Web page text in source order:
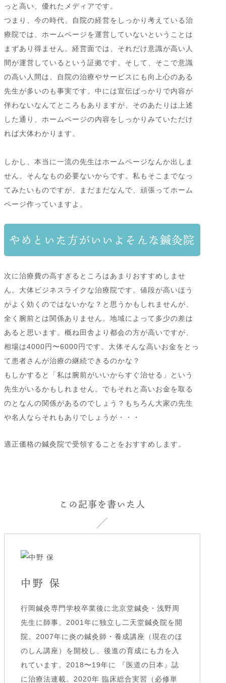
っと高い、優れたメディアです。
つまり、今の時代、自院の経営をしっかり考えている治
療院では、ホームページを運営していないということは
まずあり得ません。経営面では、それだけ意識が高い人
間が運営しているという証拠です。そして、そこで意識
の高い人間は、自院の治療やサービスにも向上心のある
先生が多いのも事実です。中には宣伝ばっかりで内容が
伴わないなんてところもありますが、そのあたりは上述
した通り、ホームページの内容をしっかりみていただけ
れば大体わかります。
しかし、本当に一流の先生はホームページなんか出しま
せん。そんなもの必要ないからです。私もそこまでなっ
てみたいものですが、まだまだなんで、頑張ってホーム
ページ作っていますよ。
やめといた方がいいよそんな鍼灸院
次に治療費の高すぎるところはあまりおすすめしませ
ん。大体ビジネスライクな治療院です。値段が高いほう
がよく効くのではないかな？と思うかもしれませんが、
全く腕前とは関係ありません。地域によって多少の差は
あると思います。概ね田舎より都会の方が高いですが、
相場は4000円〜6000円です。大体そんな高いお金をとっ
て患者さんが治療の継続できるのかな？
もしかすると「私は腕前がいいからすぐ治せる」という
先生がいるかもしれません。でもそれと高いお金を取る
のとなんの関係があるのでしょう？もちろん大家の先生
や名人ならそれもありでしょうが・・・
適正価格の鍼灸院で受領することをおすすめします。
この記事を書いた人
中野 保
行岡鍼灸専門学校卒業後に北京堂鍼灸・浅野周
先生に師事。2001年に独立し二天堂鍼灸院を開
院。2007年に炎の鍼灸師・養成講座（現在のほ
のしん講座）を開校し、後進の育成にも力を入
れています。2018〜19年に 『医道の日本』誌
に治療法連載。2020年 臨床総合実習（必修単